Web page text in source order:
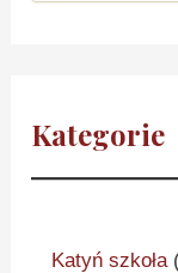
Kategorie
Katyń szkoła